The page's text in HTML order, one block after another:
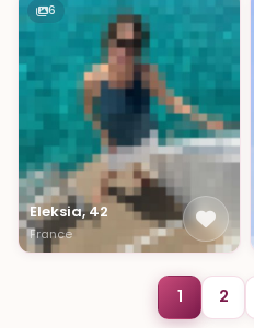
6
Eleksia, 42
France
1 2